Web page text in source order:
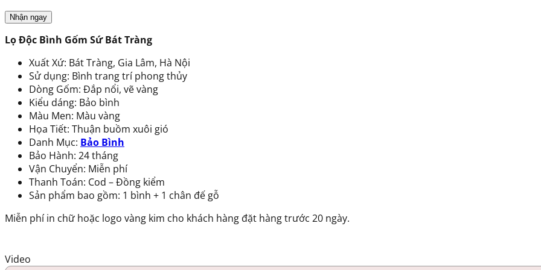
Lọ Độc Bình Gốm Sứ Bát Tràng
Xuất Xứ: Bát Tràng, Gia Lâm, Hà Nội
Sử dụng: Bình trang trí phong thủy
Dòng Gốm: Đắp nổi, vẽ vàng
Kiểu dáng: Bảo bình
Màu Men: Màu vàng
Họa Tiết: Thuận buồm xuôi gió
Danh Mục: Bảo Bình
Bảo Hành: 24 tháng
Vận Chuyển: Miễn phí
Thanh Toán: Cod – Đồng kiểm
Sản phẩm bao gồm: 1 bình + 1 chân đế gỗ
Miễn phí in chữ hoặc logo vàng kim cho khách hàng đặt hàng trước 20 ngày.
Video